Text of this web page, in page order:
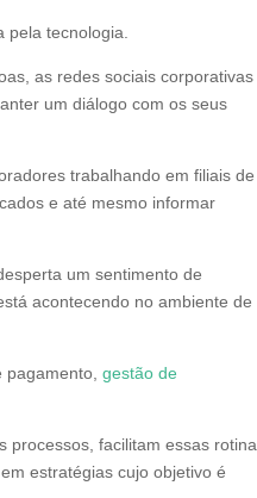
pela tecnologia.
as redes sociais corporativas
um diálogo com os seus
trabalhando em filiais de
e até mesmo informar
um sentimento de
acontecendo no ambiente de
pagamento, gestão de
processos, facilitam essas
estratégias cujo objetivo é